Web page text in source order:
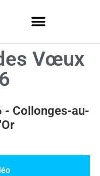
Vœux
- Collonges-au-